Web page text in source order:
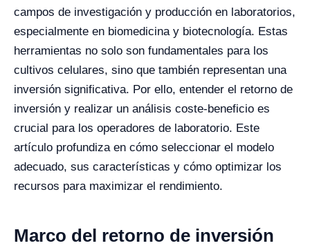
campos de investigación y producción en laboratorios,
especialmente en biomedicina y biotecnología. Estas
herramientas no solo son fundamentales para los
cultivos celulares, sino que también representan una
inversión significativa. Por ello, entender el retorno de
inversión y realizar un análisis coste-beneficio es
crucial para los operadores de laboratorio. Este
artículo profundiza en cómo seleccionar el modelo
adecuado, sus características y cómo optimizar los
recursos para maximizar el rendimiento.
Marco del retorno de inversión